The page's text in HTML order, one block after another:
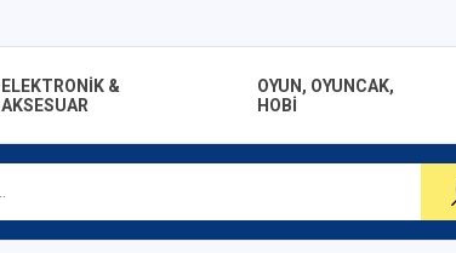
ELEKTRONİK &
AKSESUAR
OYUN, OYUNCAK,
HOBİ